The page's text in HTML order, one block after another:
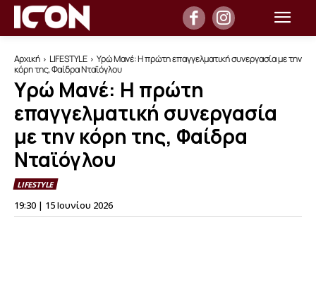
Αρχική LIFESTYLE
Υρώ Μανέ: Η πρώτη επαγγελματική συνεργασία με την
κόρη της, Φαίδρα Νταϊόγλου
Υρώ Μανέ: Η πρώτη
επαγγελματική συνεργασία
με την κόρη της, Φαίδρα
Νταϊόγλου
LIFESTYLE
19:30 | 15 Ιουνίου 2026